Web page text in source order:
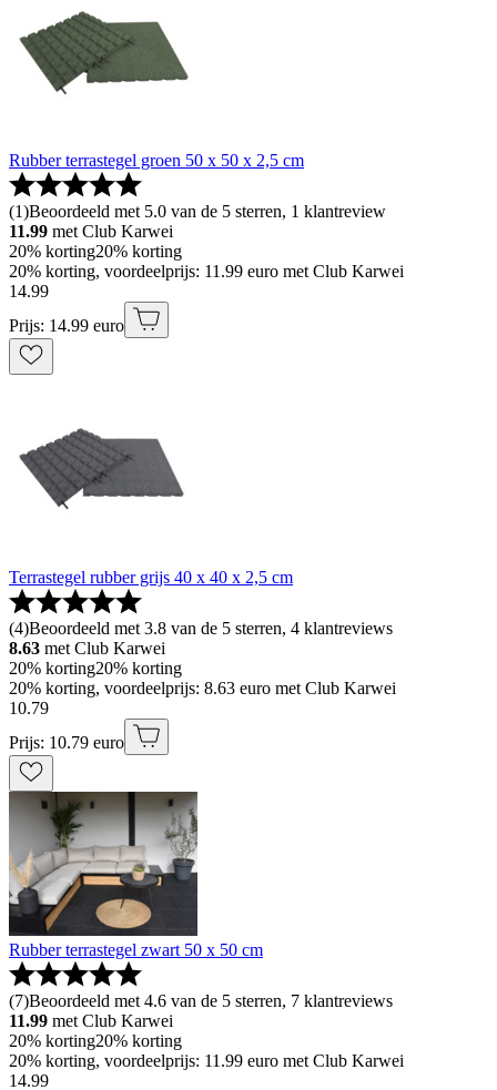
Rubber terrastegel groen 50 x 50 x 2,5 cm
(1)Beoordeeld met 5.0 van de 5 sterren, 1 klantreview
11.99 met Club Karwei
20% korting20% korting
20% korting, voordeelprijs: 11.99 euro met Club Karwei
14.99
Prijs: 14.99 euro
Terrastegel rubber grijs 40 x 40 x 2,5 cm
(4)Beoordeeld met 3.8 van de 5 sterren, 4 klantreviews
8.63 met Club Karwei
20% korting20% korting
20% korting, voordeelprijs: 8.63 euro met Club Karwei
10.79
Prijs: 10.79 euro
Rubber terrastegel zwart 50 x 50 cm
(7)Beoordeeld met 4.6 van de 5 sterren, 7 klantreviews
11.99 met Club Karwei
20% korting20% korting
20% korting, voordeelprijs: 11.99 euro met Club Karwei
14.99